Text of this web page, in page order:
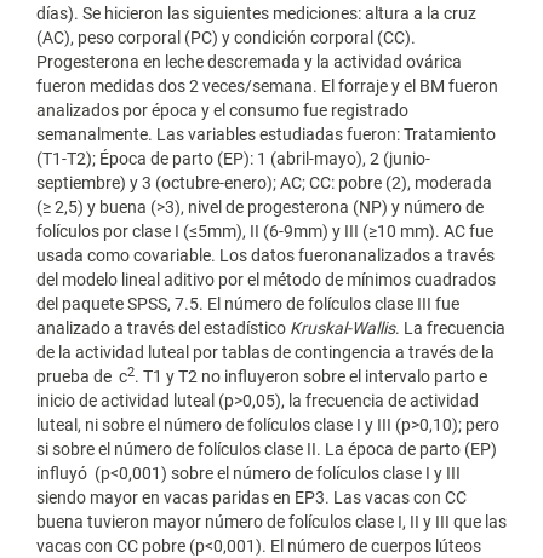
días). Se hicieron las siguientes mediciones: altura a la cruz
(AC), peso corporal (PC) y condición corporal (CC).
Progesterona en leche descremada y la actividad ovárica
fueron medidas dos 2 veces/semana. El forraje y el BM fueron
analizados por época y el consumo fue registrado
semanalmente. Las variables estudiadas fueron: Tratamiento
(T1-T2); Época de parto (EP): 1 (abril-mayo), 2 (junio-
septiembre) y 3 (octubre-enero); AC; CC: pobre (2), moderada
(≥ 2,5) y buena (>3), nivel de progesterona (NP) y número de
folículos por clase I (≤5mm), II (6-9mm) y III (≥10 mm). AC fue
usada como covariable. Los datos fueronanalizados a través
del modelo lineal aditivo por el método de mínimos cuadrados
del paquete SPSS, 7.5. El número de folículos clase III fue
analizado a través del estadístico Kruskal-Wallis. La frecuencia
de la actividad luteal por tablas de contingencia a través de la
prueba de c2. T1 y T2 no influyeron sobre el intervalo parto e
inicio de actividad luteal (p>0,05), la frecuencia de actividad
luteal, ni sobre el número de folículos clase I y III (p>0,10); pero
si sobre el número de folículos clase II. La época de parto (EP)
influyó (p<0,001) sobre el número de folículos clase I y III
siendo mayor en vacas paridas en EP3. Las vacas con CC
buena tuvieron mayor número de folículos clase I, II y III que las
vacas con CC pobre (p<0,001). El número de cuerpos lúteos